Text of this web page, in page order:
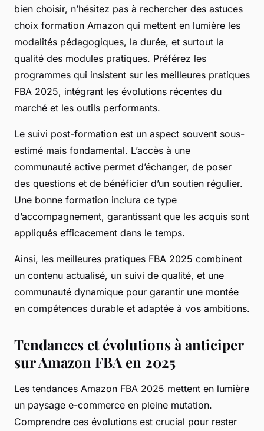
bien choisir, n’hésitez pas à rechercher des astuces
choix formation Amazon qui mettent en lumière les
modalités pédagogiques, la durée, et surtout la
qualité des modules pratiques. Préférez les
programmes qui insistent sur les meilleures pratiques
FBA 2025, intégrant les évolutions récentes du
marché et les outils performants.
Le suivi post-formation est un aspect souvent sous-
estimé mais fondamental. L’accès à une
communauté active permet d’échanger, de poser
des questions et de bénéficier d’un soutien régulier.
Une bonne formation inclura ce type
d’accompagnement, garantissant que les acquis sont
appliqués efficacement dans le temps.
Ainsi, les meilleures pratiques FBA 2025 combinent
un contenu actualisé, un suivi de qualité, et une
communauté dynamique pour garantir une montée
en compétences durable et adaptée à vos ambitions.
Tendances et évolutions à anticiper
sur Amazon FBA en 2025
Les tendances Amazon FBA 2025 mettent en lumière
un paysage e-commerce en pleine mutation.
Comprendre ces évolutions est crucial pour rester